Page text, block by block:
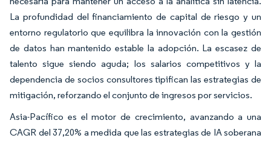
La profundidad del financiamiento de capital de riesgo y un
entorno regulatorio que equilibra la innovación con la gestión
de datos han mantenido estable la adopción. La escasez de
talento sigue siendo aguda; los salarios competitivos y la
dependencia de socios consultores tipifican las estrategias de
mitigación, reforzando el conjunto de ingresos por servicios.
Asia-Pacífico es el motor de crecimiento, avanzando a una
CAGR del 37,20% a medida que las estrategias de IA soberana